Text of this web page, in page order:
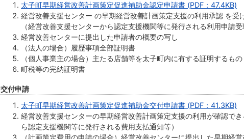
太子町早期経営改善計画策定促進補助金認定申請書 (PDF：47.4KB)
経営改善支援センター の早期経営改善計画策定支援の利用承認 を受
（経営改善支援センターから認定支援機関等に発行される利用申請受
経営改善センターに提出した申請者の概要の写し
（法人の場合）履歴事項全部証明書
（個人事業主の場合）主たる店舗等を太子町内に有する証明するもの
町税等の完納証明書
交付申請
太子町早期経営改善計画策定促進補助金交付申請書 (PDF：41.3KB)
経営改善支援センターの早期経営改善計画策定支援の利用が確認で
ら認定支援機関等に発行される費用支払通知等）
（計画策定費用の申請の場合）経営改善センターに提出した早期経